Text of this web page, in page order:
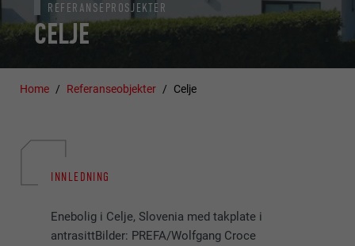
CELJE
REFERANSEPROSJEKTER
Home Referanseobjekter Celje
INNLEDNING
Enebolig i Celje, Slovenia med takplate i
antrasittBilder: PREFA/Wolfgang Croce